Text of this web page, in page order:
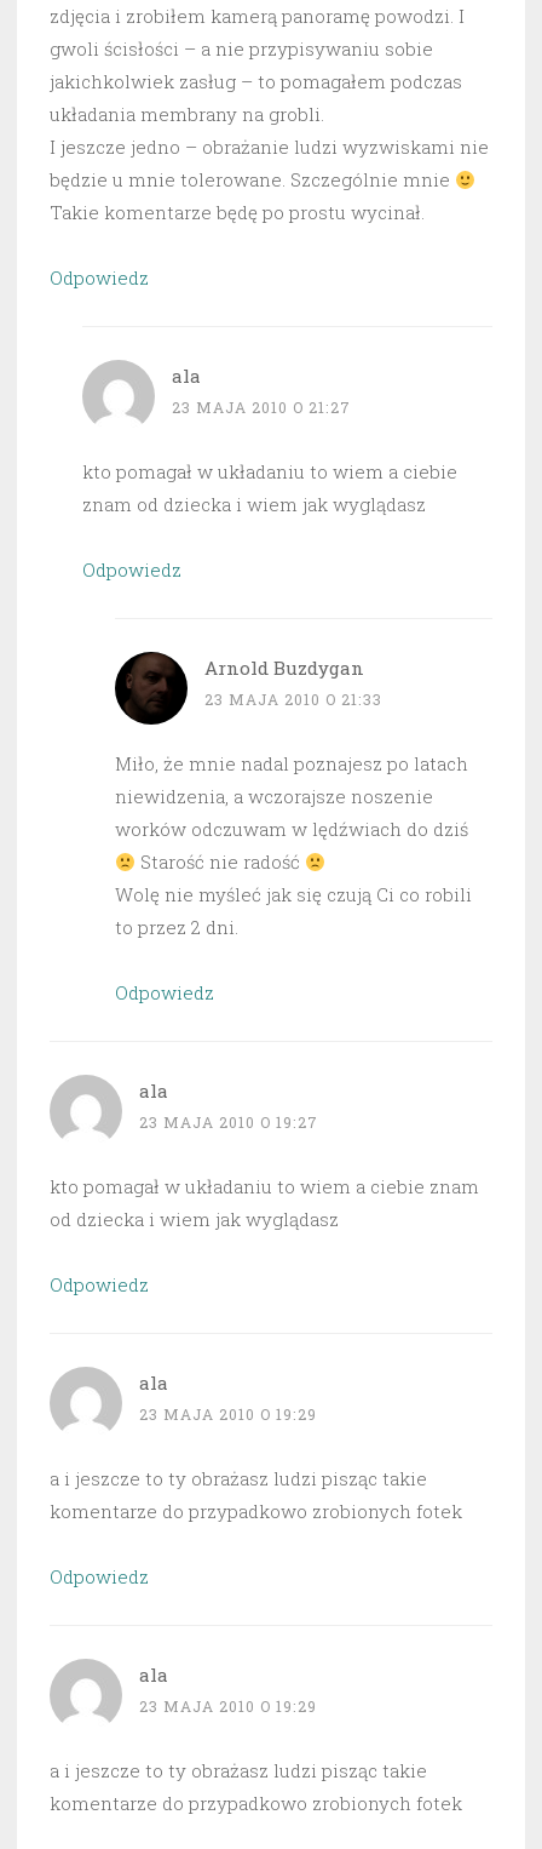
zdjęcia i zrobiłem kamerą panoramę powodzi. I
gwoli ścisłości – a nie przypisywaniu sobie
jakichkolwiek zasług – to pomagałem podczas
układania membrany na grobli.
I jeszcze jedno – obrażanie ludzi wyzwiskami nie
będzie u mnie tolerowane. Szczególnie mnie
Takie komentarze będę po prostu wycinał.
Odpowiedz
ala
23 MAJA 2010 O 21:27
kto pomagał w układaniu to wiem a ciebie
znam od dziecka i wiem jak wyglądasz
Odpowiedz
Arnold Buzdygan
23 MAJA 2010 O 21:33
Miło, że mnie nadal poznajesz po latach
niewidzenia, a wczorajsze noszenie
worków odczuwam w lędźwiach do dziś
Starość nie radość
Wolę nie myśleć jak się czują Ci co robili
to przez 2 dni.
Odpowiedz
ala
23 MAJA 2010 O 19:27
kto pomagał w układaniu to wiem a ciebie znam
od dziecka i wiem jak wyglądasz
Odpowiedz
ala
23 MAJA 2010 O 19:29
a i jeszcze to ty obrażasz ludzi pisząc takie
komentarze do przypadkowo zrobionych fotek
Odpowiedz
ala
23 MAJA 2010 O 19:29
a i jeszcze to ty obrażasz ludzi pisząc takie
komentarze do przypadkowo zrobionych fotek